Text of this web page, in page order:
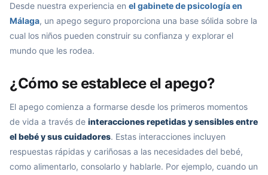
Desde nuestra experiencia en el gabinete de psicología en
Málaga, un apego seguro proporciona una base sólida sobre la
cual los niños pueden construir su confianza y explorar el
mundo que les rodea.
¿Cómo se establece el apego?
El apego comienza a formarse desde los primeros momentos
de vida a través de interacciones repetidas y sensibles entre
el bebé y sus cuidadores. Estas interacciones incluyen
respuestas rápidas y cariñosas a las necesidades del bebé,
como alimentarlo, consolarlo y hablarle. Por ejemplo, cuando un